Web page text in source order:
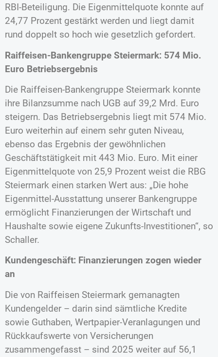
RBI-Beteiligung. Die Eigenmittelquote konnte auf
24,77 Prozent gestärkt werden und liegt damit
rund doppelt so hoch wie gesetzlich gefordert.
Raiffeisen-Bankengruppe Steiermark: 574 Mio.
Euro Betriebsergebnis
Die Raiffeisen-Bankengruppe Steiermark konnte
ihre Bilanzsumme nach UGB auf 39,2 Mrd. Euro
steigern. Das Betriebsergebnis liegt mit 574 Mio.
Euro weiterhin auf einem sehr guten Niveau,
ebenso das Ergebnis der gewöhnlichen
Geschäftstätigkeit mit 443 Mio. Euro. Mit einer
Eigenmittelquote von 25,9 Prozent weist die RBG
Steiermark einen starken Wert aus: „Die hohe
Eigenmittel-Ausstattung unserer Bankengruppe
ermöglicht Finanzierungen der Wirtschaft und
Haushalte sowie eigene Zukunfts-Investitionen“, so
Schaller.
Kundengeschäft: Finanzierungen zogen wieder
an
Die von Raiffeisen Steiermark gemanagten
Kundengelder – darin sind sämtliche Kredite
sowie Guthaben, Wertpapier-Veranlagungen und
Rückkaufswerte von Versicherungen
zusammengefasst – sind 2025 weiter auf 56,1